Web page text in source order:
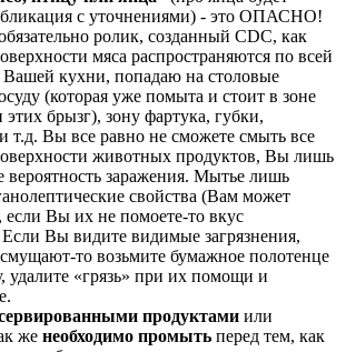
с уточнениями) - это ОПАСНО!
ролик, созданный CDC, как
мяса распространяются по всей
Вашей кухни, попадаю на столовые
(которая уже помыта и стоит в зоне
этих брызг), зону фартука, губки,
т.д. Вы все равно не сможете смыть все
животных продуктов, Вы лишь
вероятность заражения. Мытье лишь
свойства (Вам может
если Вы их не помоете-то вкус
Если Вы видите видимые загрязнения,
то возьмите бумажное полотенце
удалите «грязь» при их помощи и
продуктами или
же необходимо промыть перед тем, как